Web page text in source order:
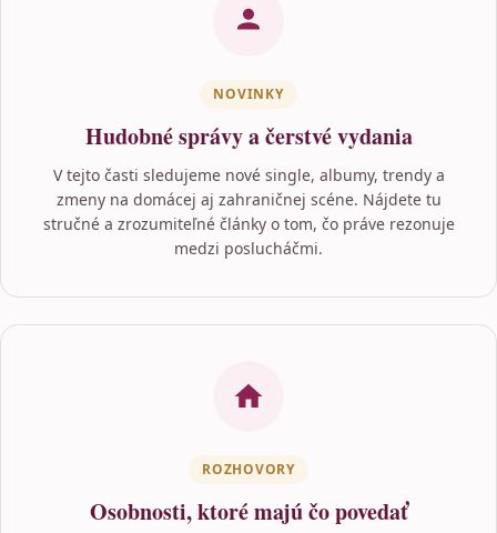
NOVINKY
Hudobné správy a čerstvé vydania
V tejto časti sledujeme nové single, albumy, trendy a
zmeny na domácej aj zahraničnej scéne. Nájdete tu
stručné a zrozumiteľné články o tom, čo práve rezonuje
medzi poslucháčmi.
ROZHOVORY
Osobnosti, ktoré majú čo povedať